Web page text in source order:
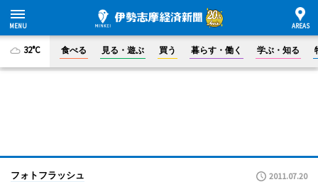
32°C 食べる 見る・遊ぶ 買う 暮らす・働く 学ぶ・知る
フォトフラッシュ 2011.07.20